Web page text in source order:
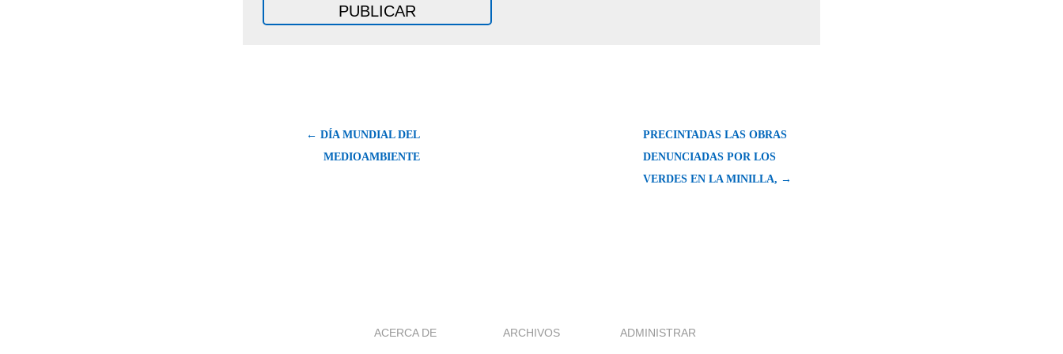
← DÍA MUNDIAL DEL
MEDIOAMBIENTE
PRECINTADAS LAS OBRAS
DENUNCIADAS POR LOS
VERDES EN LA MINILLA, →
ACERCA DE ARCHIVOS ADMINISTRAR